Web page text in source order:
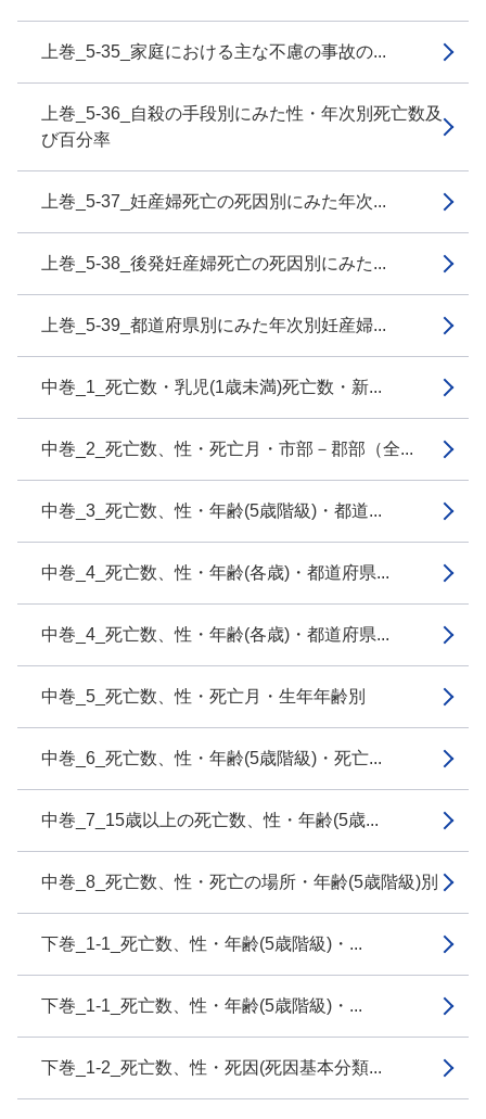
上巻_5-35_家庭における主な不慮の事故の...
上巻_5-36_自殺の手段別にみた性・年次別死亡数及
び百分率
上巻_5-37_妊産婦死亡の死因別にみた年次...
上巻_5-38_後発妊産婦死亡の死因別にみた...
上巻_5-39_都道府県別にみた年次別妊産婦...
中巻_1_死亡数・乳児(1歳未満)死亡数・新...
中巻_2_死亡数、性・死亡月・市部－郡部（全...
中巻_3_死亡数、性・年齢(5歳階級)・都道...
中巻_4_死亡数、性・年齢(各歳)・都道府県...
中巻_4_死亡数、性・年齢(各歳)・都道府県...
中巻_5_死亡数、性・死亡月・生年年齢別
中巻_6_死亡数、性・年齢(5歳階級)・死亡...
中巻_7_15歳以上の死亡数、性・年齢(5歳...
中巻_8_死亡数、性・死亡の場所・年齢(5歳階級)別
下巻_1-1_死亡数、性・年齢(5歳階級)・...
下巻_1-1_死亡数、性・年齢(5歳階級)・...
下巻_1-2_死亡数、性・死因(死因基本分類...